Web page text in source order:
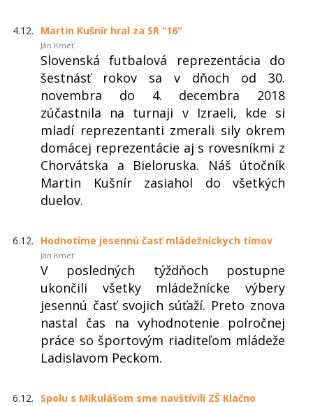
4.12. Martin Kušnír hral za SR “16“
Ján Kmeť
Slovenská futbalová reprezentácia do
šestnásť rokov sa v dňoch od 30.
novembra do 4. decembra 2018
zúčastnila na turnaji v Izraeli, kde si
mladí reprezentanti zmerali sily okrem
domácej reprezentácie aj s rovesníkmi z
Chorvátska a Bieloruska. Náš útočník
Martin Kušnír zasiahol do všetkých
duelov.
6.12. Hodnotíme jesennú časť mládežníckych tímov
Ján Kmeť
V posledných týždňoch postupne
ukončili všetky mládežnícke výbery
jesennú časť svojich súťaží. Preto znova
nastal čas na vyhodnotenie polročnej
práce so športovým riaditeľom mládeže
Ladislavom Peckom.
6.12. Spolu s Mikulášom sme navštívili ZŠ Klačno